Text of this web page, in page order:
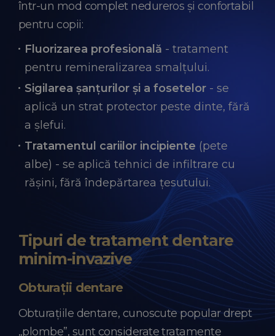
într-un mod complet nedureros și confortabil
pentru copii:
Fluorizarea profesională - tratament
pentru remineralizarea smalțului.
Sigilarea șanțurilor și a fosetelor - se
aplică un strat protector peste dinte, fără
a șlefui.
Tratamentul cariilor incipiente (pete
albe) - se aplică tehnici de infiltrare cu
rășini, fără îndepărtarea țesutului.
Tipuri de tratament dentare
minim-invazive
Obturații dentare
Obturațiile dentare, cunoscute popular drept
„plombe”, sunt considerate tratamente